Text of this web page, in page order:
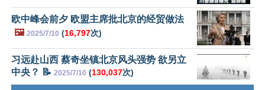
欧中峰会前夕 欧盟主席批北京的经贸做法
🖼️ 2025/7/10 (16,797次)
习远赴山西 蔡奇坐镇北京风头强势 欲另立
中央？ 📝 2025/7/10 (130,037次)